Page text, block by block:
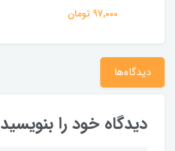
97,000 تومان
دیدگاه‌ها
دیدگاه خود را بنویسید